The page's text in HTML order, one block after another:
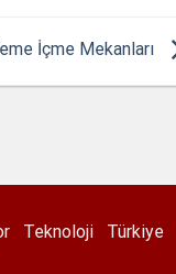
İçme Mekanları
Teknoloji Türkiye